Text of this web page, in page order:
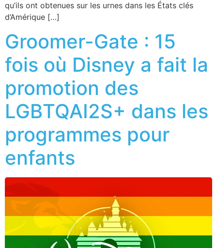
qu’ils ont obtenues sur les urnes dans les États clés
d’Amérique […]
Groomer-Gate : 15
fois où Disney a fait la
promotion des
LGBTQAI2S+ dans les
programmes pour
enfants